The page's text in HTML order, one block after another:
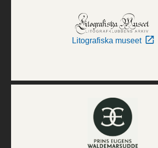
Litografiska museet